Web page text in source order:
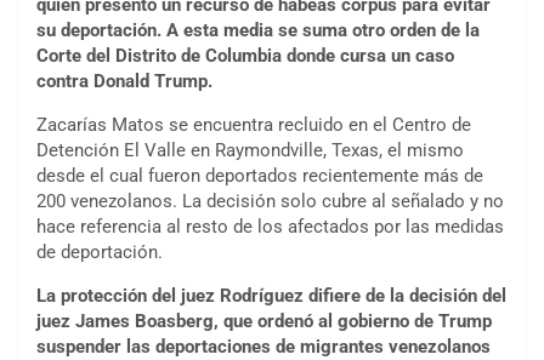
quien presentó un recurso de hábeas corpus para evitar
su deportación. A esta media se suma otro orden de la
Corte del Distrito de Columbia donde cursa un caso
contra Donald Trump.
Zacarías Matos se encuentra recluido en el Centro de
Detención El Valle en Raymondville, Texas, el mismo
desde el cual fueron deportados recientemente más de
200 venezolanos. La decisión solo cubre al señalado y no
hace referencia al resto de los afectados por las medidas
de deportación.
La protección del juez Rodríguez difiere de la decisión del
juez James Boasberg, que ordenó al gobierno de Trump
suspender las deportaciones de migrantes venezolanos